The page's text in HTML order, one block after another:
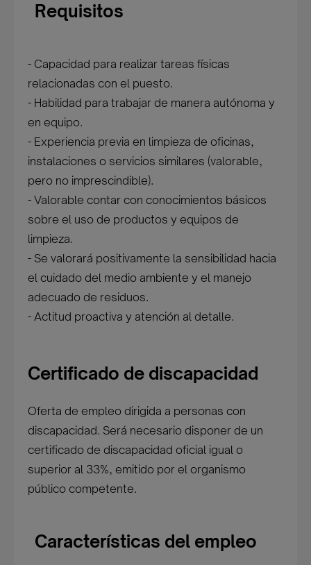
Requisitos
- Capacidad para realizar tareas físicas
relacionadas con el puesto.
- Habilidad para trabajar de manera autónoma y
en equipo.
- Experiencia previa en limpieza de oficinas,
instalaciones o servicios similares (valorable,
pero no imprescindible).
- Valorable contar con conocimientos básicos
sobre el uso de productos y equipos de
limpieza.
- Se valorará positivamente la sensibilidad hacia
el cuidado del medio ambiente y el manejo
adecuado de residuos.
- Actitud proactiva y atención al detalle.
Certificado de discapacidad
Oferta de empleo dirigida a personas con
discapacidad. Será necesario disponer de un
certificado de discapacidad oficial igual o
superior al 33%, emitido por el organismo
público competente.
Características del empleo